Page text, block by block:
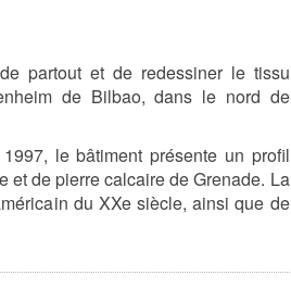
partout et de redessiner le tissu
de Bilbao, dans le nord de
le bâtiment présente un profil
et de pierre calcaire de Grenade. La
du XXe siècle, ainsi que de